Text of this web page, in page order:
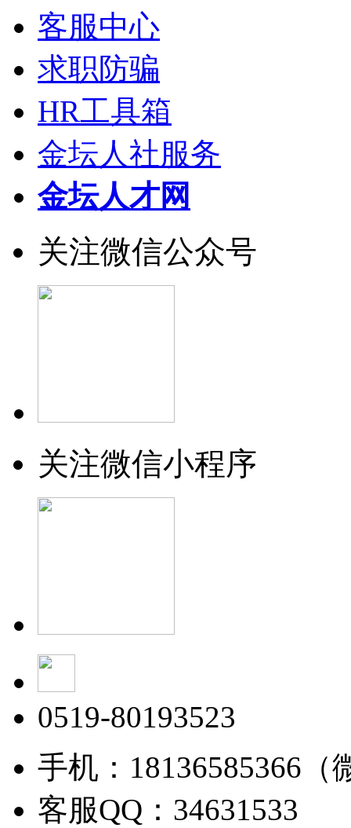
客服中心
求职防骗
HR工具箱
金坛人社服务
金坛人才网
关注微信公众号
关注微信小程序
0519-80193523
手机：18136585366（
客服QQ：34631533